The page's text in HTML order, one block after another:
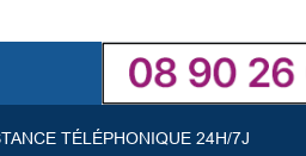
TÉLÉPHONIQUE 24H/7J